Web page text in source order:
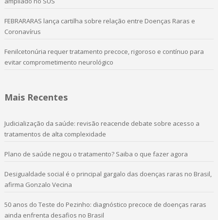
FEBRARARAS lança cartilha sobre relação entre Doenças Raras e
Coronavírus
Fenilcetonúria requer tratamento precoce, rigoroso e contínuo para
evitar comprometimento neurológico
Mais Recentes
Judicialização da saúde: revisão reacende debate sobre acesso a
tratamentos de alta complexidade
Plano de saúde negou o tratamento? Saiba o que fazer agora
Desigualdade social é o principal gargalo das doenças raras no Brasil,
afirma Gonzalo Vecina
50 anos do Teste do Pezinho: diagnóstico precoce de doenças raras
ainda enfrenta desafios no Brasil